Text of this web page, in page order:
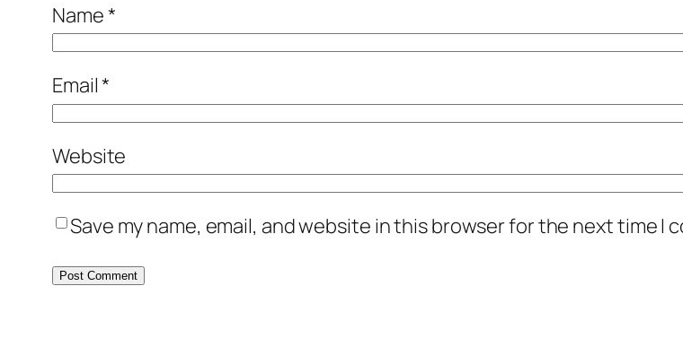
Name*
Email*
Website
Save my name, email, and website in this browser for the next time I